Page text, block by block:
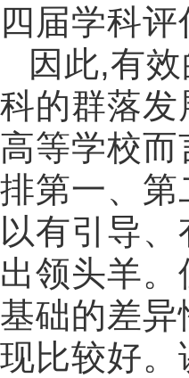
四届学科评
因此,有
科的群落发
高等学校
排第一、第
以有引导
出领头羊
基础的差异
现比较好